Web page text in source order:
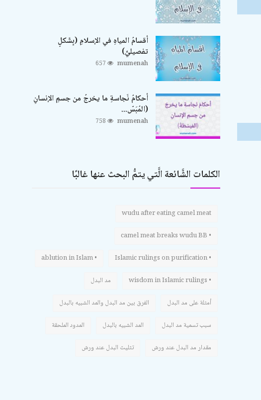
أقسامُ المياهِ في الإسلامِ (بِشَكلٍ
تفصيليٍّ)
mumenah
657
أحكامُ نَجاسةِ ما يخرجُ من جسمِ الإنسانِ
(المُبَسّ...
mumenah
758
الكلمات الشَّائعة الَّتي يتمُّ البحث عنها غالبًا
wudu after eating camel meat
• camel meat breaks wudu BB
• Islamic rulings on purification
• ablution in Islam
• wisdom in Islamic rulings مد البدل
أمثلة على مد البدل الفرق بين مد البدل والمد الشبيه بالبدل
سبب تسمية مد البدل المد الشبيه بالبدل المدود الملحقة
مقدار مد البدل عند ورش تثليث البدل عند ورش